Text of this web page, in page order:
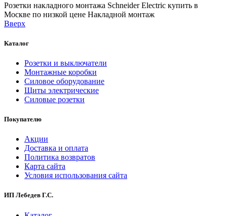
Розетки накладного монтажа Schneider Electric купить в
Москве по низкой цене Накладной монтаж
Вверх
Каталог
Розетки и выключатели
Монтажные коробки
Силовое оборудование
Щиты электрические
Силовые розетки
Покупателю
Акции
Доставка и оплата
Политика возвратов
Карта сайта
Условия использования сайта
ИП Лебедев Г.С.